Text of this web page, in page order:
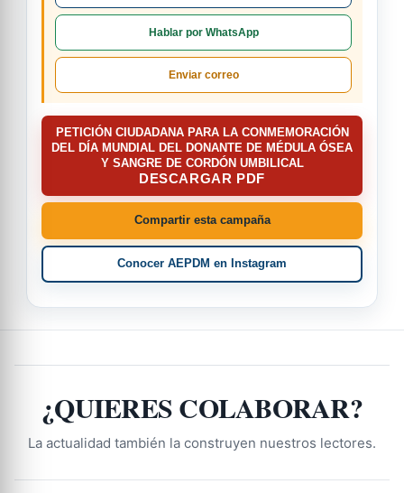
Hablar por WhatsApp
Enviar correo
PETICIÓN CIUDADANA PARA LA CONMEMORACIÓN
DEL DÍA MUNDIAL DEL DONANTE DE MÉDULA ÓSEA
Y SANGRE DE CORDÓN UMBILICAL
DESCARGAR PDF
Compartir esta campaña
Conocer AEPDM en Instagram
¿QUIERES COLABORAR?
La actualidad también la construyen nuestros lectores.